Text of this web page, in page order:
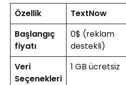
Özellik TextNow
Başlangıç ​​
fiyatı
0$ (reklam
destekli)
Veri
Seçenekleri
1 GB ücretsiz